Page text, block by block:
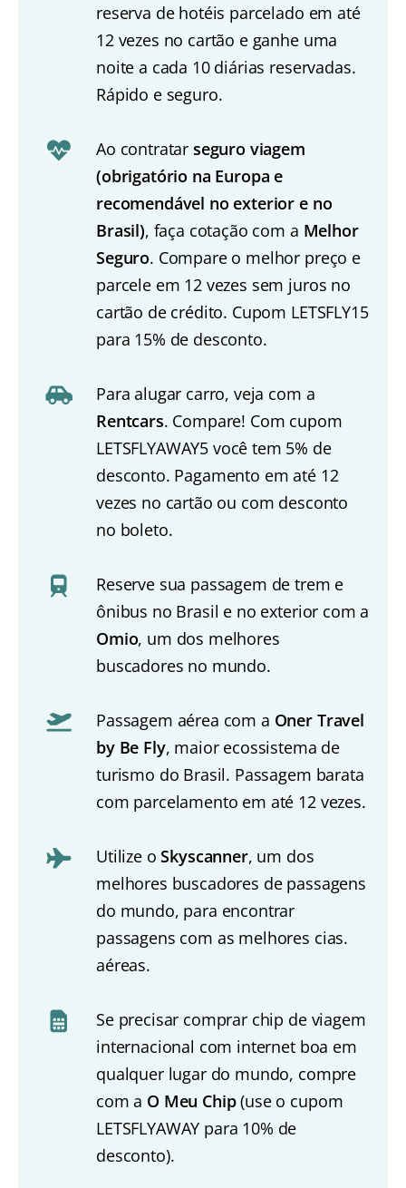
reserva de hotéis parcelado em até
12 vezes no cartão e ganhe uma
noite a cada 10 diárias reservadas.
Rápido e seguro.
Ao contratar seguro viagem
(obrigatório na Europa e
recomendável no exterior e no
Brasil), faça cotação com a Melhor
Seguro. Compare o melhor preço e
parcele em 12 vezes sem juros no
cartão de crédito. Cupom LETSFLY15
para 15% de desconto.
Para alugar carro, veja com a
Rentcars. Compare! Com cupom
LETSFLYAWAY5 você tem 5% de
desconto. Pagamento em até 12
vezes no cartão ou com desconto
no boleto.
Reserve sua passagem de trem e
ônibus no Brasil e no exterior com a
Omio, um dos melhores
buscadores no mundo.
Passagem aérea com a Oner Travel
by Be Fly, maior ecossistema de
turismo do Brasil. Passagem barata
com parcelamento em até 12 vezes.
Utilize oSkyscanner, um dos
melhores buscadores de passagens
do mundo, para encontrar
passagens com as melhores cias.
aéreas.
Se precisar comprar chip de viagem
internacional com internet boa em
qualquer lugar do mundo, compre
com a O Meu Chip(use o cupom
LETSFLYAWAY para 10% de
desconto).